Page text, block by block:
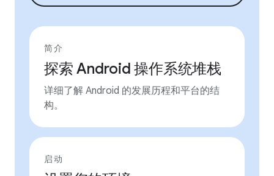
简介
探索 Android 操作系统堆栈
详细了解 Android 的发展历程和平台的结
构。
启动